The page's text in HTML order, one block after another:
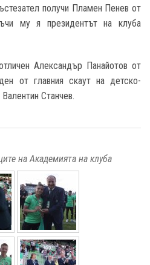
получи Пламен Пенев от
му я президентът на клуба
Александър Панайотов от
от главния скаут на детско-
Станчев.
на Академията на клуба